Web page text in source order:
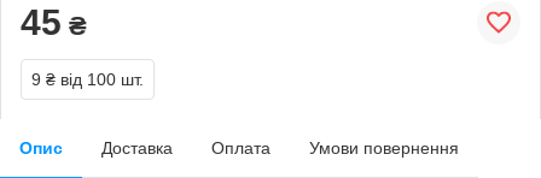
45 ₴
9 ₴ від 100 шт.
Опис Доставка Оплата Умови повернення